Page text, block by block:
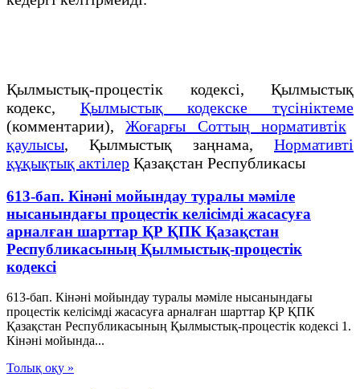
Қылмыстық-процестік кодексi, Қылмыстық
кодекс, Қылмыстық кодекске түсініктеме
(комментарии),Жоғарғы Соттың нормативтік
қаулысы, Қылмыстық заңнама, Нормативті
құқықтық актілер Қазақстан Республикасы
613-бап. Кінәні мойындау туралы мәміле
нысанындағы процестік келісімді жасасуға
арналған шарттар ҚР ҚПК Қазақстан
Республикасының Қылмыстық-процестік
кодексi
613-бап. Кінәні мойындау туралы мәміле нысанындағы
процестік келісімді жасасуға арналған шарттар ҚР ҚПК
Қазақстан Республикасының Қылмыстық-процестік кодексi 1.
Кінәні мойында...
Толық оқу »